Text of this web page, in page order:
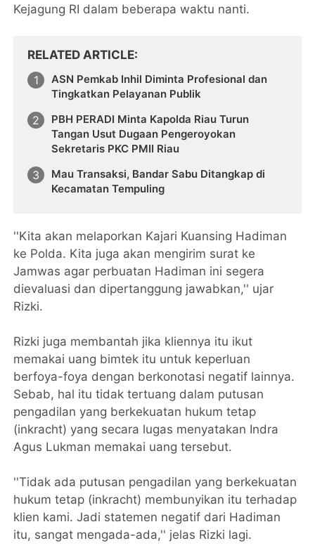
Kejagung RI dalam beberapa waktu nanti.
RELATED ARTICLE
ASN Pemkab Inhil Diminta Profesional dan
Tingkatkan Pelayanan Publik
PBH PERADI Minta Kapolda Riau Turun
Tangan Usut Dugaan Pengeroyokan
Sekretaris PKC PMII Riau
Mau Transaksi, Bandar Sabu Ditangkap di
Kecamatan Tempuling
''Kita akan melaporkan Kajari Kuansing Hadiman
ke Polda. Kita juga akan mengirim surat ke
Jamwas agar perbuatan Hadiman ini segera
dievaluasi dan dipertanggung jawabkan,'' ujar
Rizki.
Rizki juga membantah jika kliennya itu ikut
memakai uang bimtek itu untuk keperluan
berfoya-foya dengan berkonotasi negatif lainnya.
Sebab, hal itu tidak tertuang dalam putusan
pengadilan yang berkekuatan hukum tetap
(inkracht) yang secara lugas menyatakan Indra
Agus Lukman memakai uang tersebut.
''Tidak ada putusan pengadilan yang berkekuatan
hukum tetap (inkracht) membunyikan itu terhadap
klien kami. Jadi statemen negatif dari Hadiman
itu, sangat mengada-ada,'' jelas Rizki lagi.